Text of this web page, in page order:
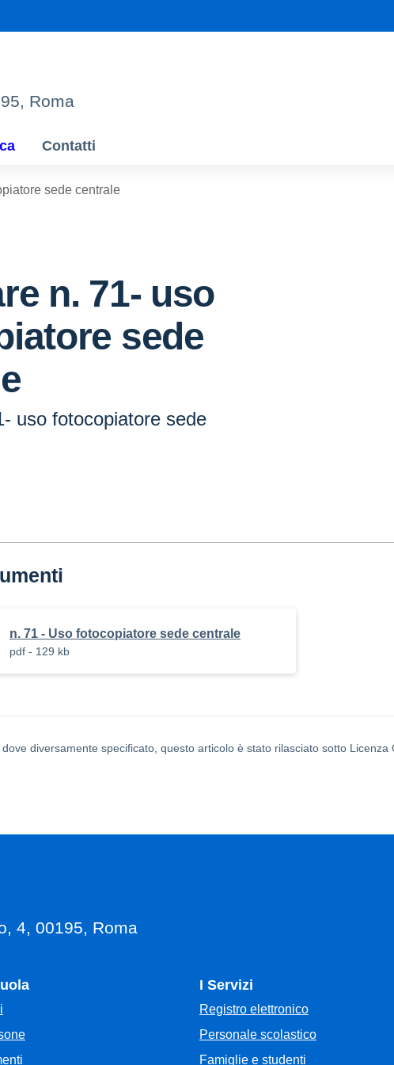
Roma
Contatti
sede centrale
n. 71- uso
sede
uso fotocopiatore sede
n. 71 - Uso fotocopiatore sede centrale
pdf - 129 kb
dove diversamente specificato, questo articolo è stato rilasciato sotto Licenza
4, 00195, Roma
I Servizi
Registro elettronico
Personale scolastico
Famiglie e studenti